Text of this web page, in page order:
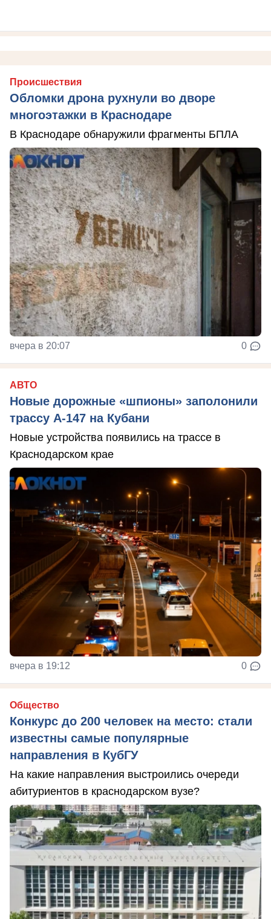
Происшествия
Обломки дрона рухнули во дворе
многоэтажки в Краснодаре
В Краснодаре обнаружили фрагменты БПЛА
вчера в 20:07 0
АВТО
Новые дорожные «шпионы» заполонили
трассу А-147 на Кубани
Новые устройства появились на трассе в
Краснодарском крае
вчера в 19:12 0
Общество
Конкурс до 200 человек на место: стали
известны самые популярные
направления в КубГУ
На какие направления выстроились очереди
абитуриентов в краснодарском вузе?